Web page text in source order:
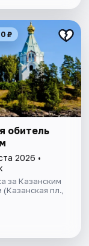
₽
обитель
2026 •
за Казанским
(Казанская пл.,